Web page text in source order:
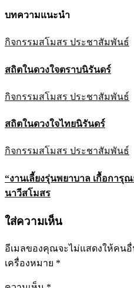
บทความแนะนำ
กิจกรรมสโมสร ประชาสัมพันธ์
สถิตในดวงใจตราบนิรันดร์
กิจกรรมสโมสร ประชาสัมพันธ์
สถิตในดวงใจไทยนิรันดร์
กิจกรรมสโมสร ประชาสัมพันธ์
“งานเลี้ยงรุ่นพยาบาล เกื้อการุ
นาวีสโมสร
ใส่ความเห็น
อีเมลของคุณจะไม่แสดงให้คนอื่
เครื่องหมาย *